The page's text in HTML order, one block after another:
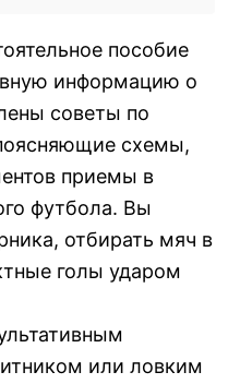
пособие
информацию о
советы по
схемы,
приемы в
футбола. Вы
отбирать мяч в
голы ударом
или ловким